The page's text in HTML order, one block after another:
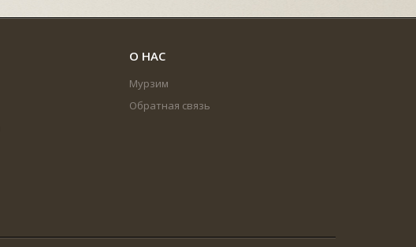
О НАС
Мурзим
Обратная связь